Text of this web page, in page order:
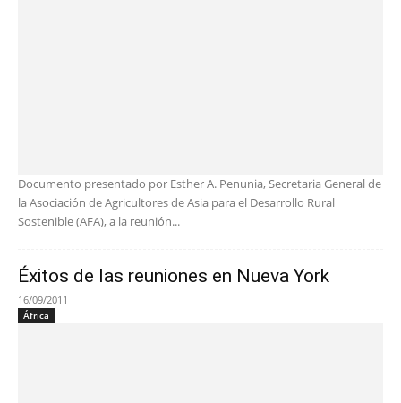
Documento presentado por Esther A. Penunia, Secretaria General de
la Asociación de Agricultores de Asia para el Desarrollo Rural
Sostenible (AFA), a la reunión...
Éxitos de las reuniones en Nueva York
16/09/2011
África